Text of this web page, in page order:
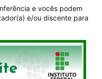
e vocês podem
e/ou discente para